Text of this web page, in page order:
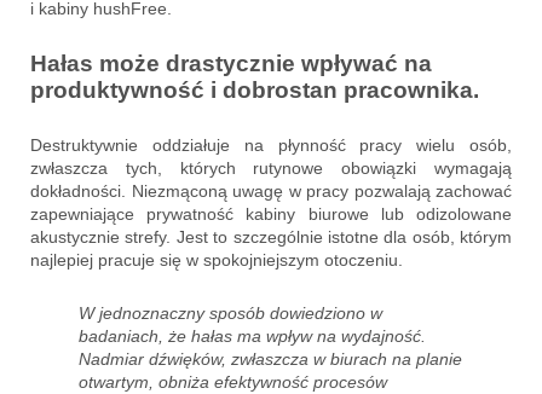
i kabiny hushFree.
Hałas może drastycznie wpływać na
produktywność i dobrostan pracownika.
Destruktywnie oddziałuje na płynność pracy wielu osób,
zwłaszcza tych, których rutynowe obowiązki wymagają
dokładności. Niezmąconą uwagę w pracy pozwalają zachować
zapewniające prywatność kabiny biurowe lub odizolowane
akustycznie strefy. Jest to szczególnie istotne dla osób, którym
najlepiej pracuje się w spokojniejszym otoczeniu.
W jednoznaczny sposób dowiedziono w
badaniach, że hałas ma wpływ na wydajność.
Nadmiar dźwięków, zwłaszcza w biurach na planie
otwartym, obniża efektywność procesów